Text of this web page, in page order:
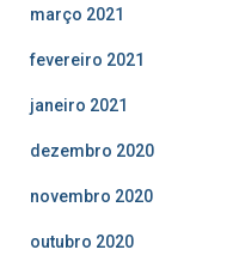
março 2021
fevereiro 2021
janeiro 2021
dezembro 2020
novembro 2020
outubro 2020